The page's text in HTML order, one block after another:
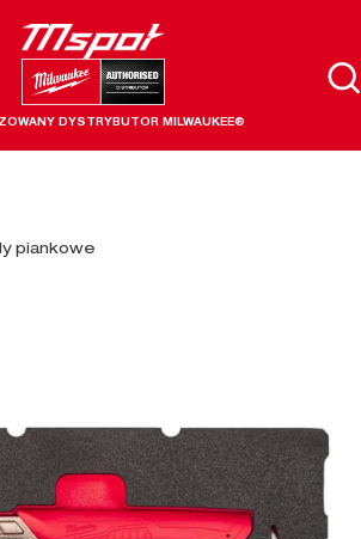
DYSTRYBUTOR MILWAUKEE®
piankowe